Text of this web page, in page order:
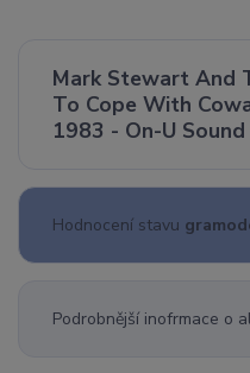
Mark Stewart And
To Cope With
1983 - On-U Sound
Hodnocení stavu
Podrobnější inofrmace o